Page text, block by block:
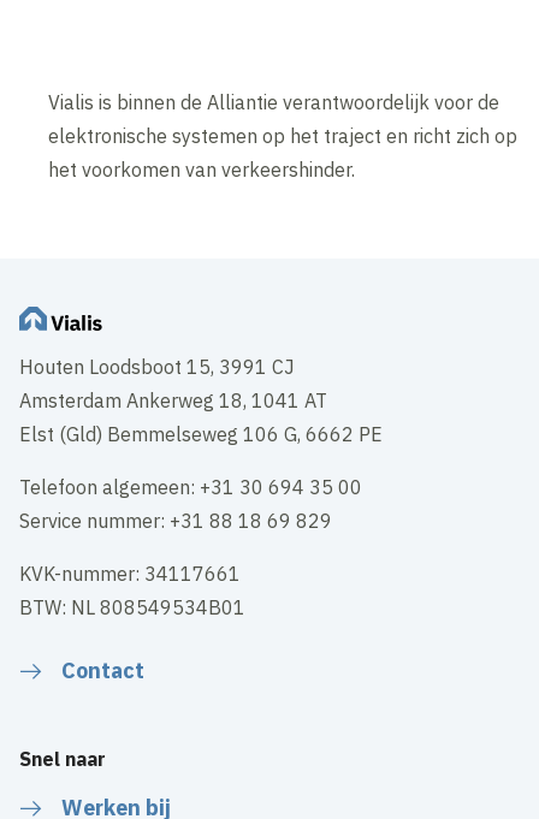
Vialis is binnen de Alliantie verantwoordelijk voor de
elektronische systemen op het traject en richt zich op
het voorkomen van verkeershinder.
Houten Loodsboot 15, 3991 CJ
Amsterdam Ankerweg 18, 1041 AT
Elst (Gld) Bemmelseweg 106 G, 6662 PE
Telefoon algemeen: +31 30 694 35 00
Service nummer: +31 88 18 69 829
KVK-nummer: 34117661
BTW: NL 808549534B01
Contact
Snel naar
Werken bij